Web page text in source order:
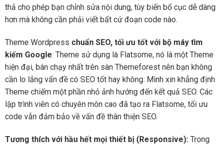
thả cho phép bạn chỉnh sửa nội dung, tùy biến bố cục dễ dàng
hơn mà không cần phải viết bất cứ đoạn code nào.
Theme Wordpress chuẩn SEO, tối ưu tốt với bộ máy tìm
kiếm Google: Theme sử dụng là Flatsome, nó là một Theme
hiện đại, bán chạy nhất trên sàn Themeforest nên bạn không
cần lo lắng vấn đề có SEO tốt hay không. Mình xin khẳng định
Theme chiếm một phần nhỏ ảnh hướng đến kết quả SEO. Các
lập trình viên có chuyên môn cao đã tạo ra Flatsome, tối ưu
code vẫn đảm bảo về vấn đề thân thiện SEO.
Tương thích với hầu hết mọi thiết bị (Responsive): Trong